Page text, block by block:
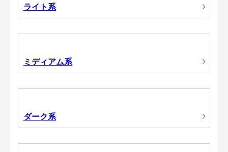
ライト系
ミディアム系
ダーク系